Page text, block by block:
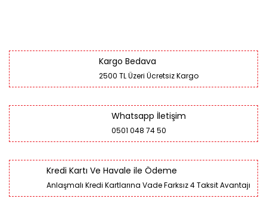
Kargo Bedava
2500 TL Üzeri Ücretsiz Kargo
Whatsapp İletişim
0501 048 74 50
Kredi Kartı Ve Havale ile Ödeme
Anlaşmalı Kredi Kartlarına Vade Farksız 4 Taksit Avantajı